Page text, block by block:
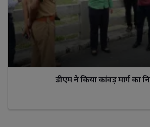
डीएम ने किया कांवड़ मार्ग का